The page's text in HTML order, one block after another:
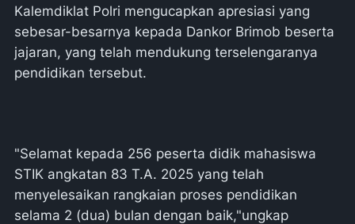
Kalemdiklat Polri mengucapkan apresiasi yang
sebesar-besarnya kepada Dankor Brimob beserta
jajaran, yang telah mendukung terselengaranya
pendidikan tersebut.
"Selamat kepada 256 peserta didik mahasiswa
STIK angkatan 83 T.A. 2025 yang telah
menyelesaikan rangkaian proses pendidikan
selama 2 (dua) bulan dengan baik,"ungkap